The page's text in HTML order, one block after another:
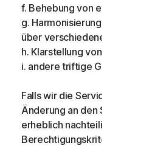
f. Behebung von eventuellen
g. Harmonisierung der
über verschiedene
h. Klarstellung von
i. andere triftige Gründe.
Falls wir die Services
Änderung an den Services
erheblich nachteilig sein
Berechtigungskriterien